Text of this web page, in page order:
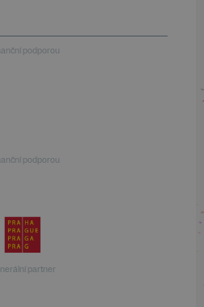
podporou
podporou
partner